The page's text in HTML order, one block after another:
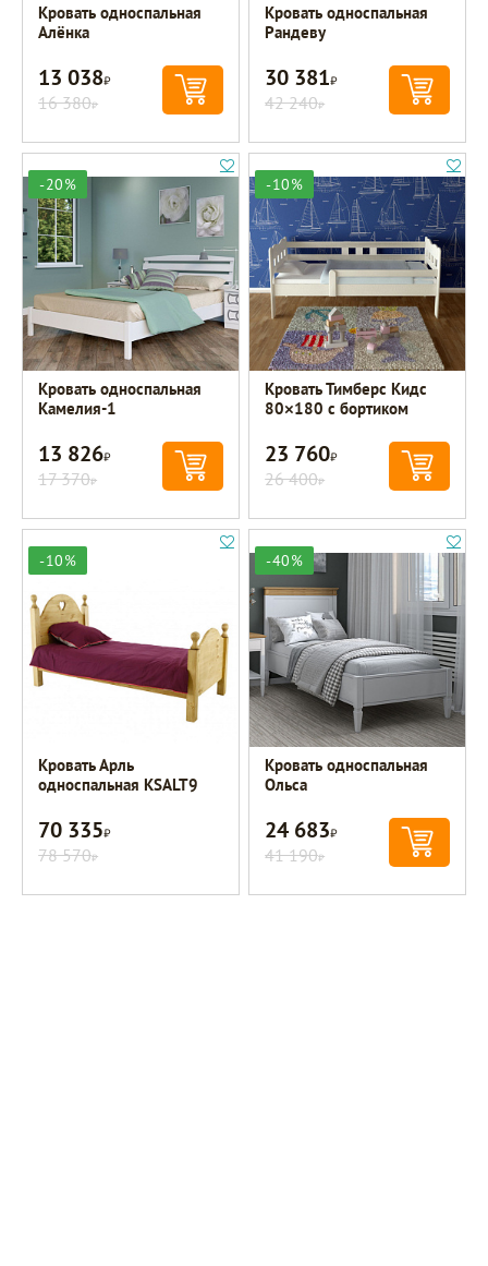
Кровать односпальная
Алёнка
13 038Р
16 380Р
Кровать односпальная
Рандеву
30 381Р
42 240Р
-20%
Кровать односпальная
Камелия-1
13 826Р
17 370Р
-10%
Кровать Тимберс Кидс
80×180 с бортиком
23 760Р
26 400Р
-10%
Кровать Арль
односпальная KSALT9
70 335Р
78 570Р
-40%
Кровать односпальная
Ольса
24 683Р
41 190Р